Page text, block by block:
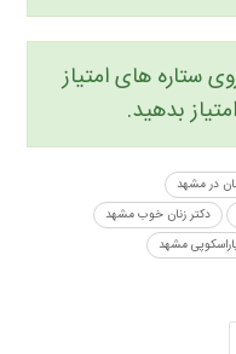
ستاره های امتیاز
بدهید.
در مشهد
دکتر زنان خوب مشهد
مشهد